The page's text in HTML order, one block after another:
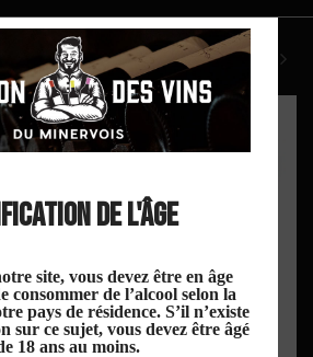
de l'âge
site, vous devez être en âge
consommer de l’alcool selon la
pays de résidence. S’il n’existe
sur ce sujet, vous devez être âgé
18 ans au moins.
Grave "Sauvignon" IGP Hauts de